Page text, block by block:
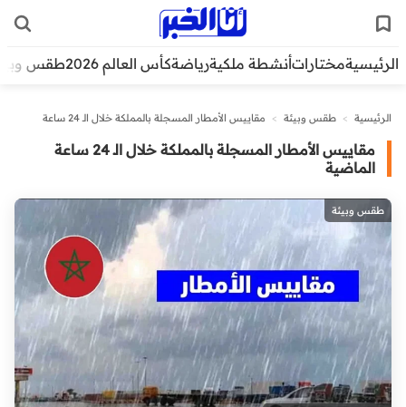
الرئيسيةمختاراتأنشطة ملكيةرياضةكأس العالم 2026 طقس
الرئيسية > طقس وبيئة >
مقاييس الأمطار المسجلة بالمملكة خلال الـ 24 ساعة
مقاييس الأمطار المسجلة بالمملكة خلال الـ 24 ساعة
الماضية
طقس وبيئة